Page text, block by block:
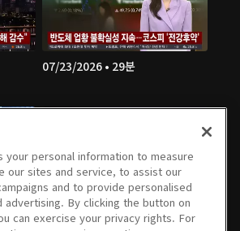
07/23/2026 • 29분
07/17/2026 • 29분
your personal information to measure
our sites and service, to assist our
and to provide personalised
advertising. By clicking the button on
can exercise your privacy rights. For